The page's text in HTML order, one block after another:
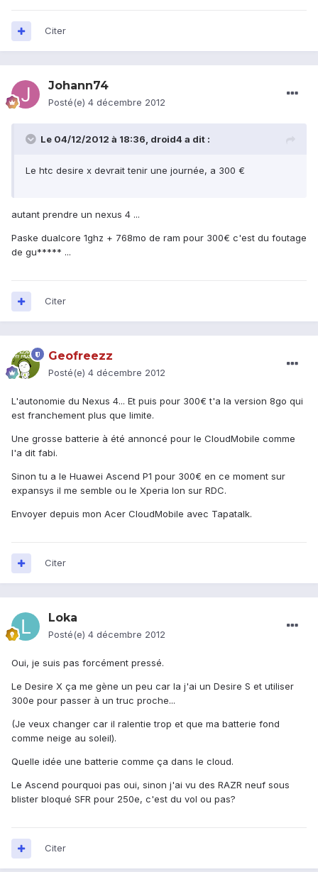
Citer
Johann74
Posté(e) 4 décembre 2012
Le 04/12/2012 à 18:36, droid4 a dit :
Le htc desire x devrait tenir une journée, a 300 €
autant prendre un nexus 4 ...
Paske dualcore 1ghz + 768mo de ram pour 300€ c'est du foutage
de gu***** ...
Citer
Geofreezz
Posté(e) 4 décembre 2012
L'autonomie du Nexus 4... Et puis pour 300€ t'a la version 8go qui
est franchement plus que limite.
Une grosse batterie à été annoncé pour le CloudMobile comme
l'a dit fabi.
Sinon tu a le Huawei Ascend P1 pour 300€ en ce moment sur
expansys il me semble ou le Xperia Ion sur RDC.
Envoyer depuis mon Acer CloudMobile avec Tapatalk.
Citer
Loka
Posté(e) 4 décembre 2012
Oui, je suis pas forcément pressé.
Le Desire X ça me gène un peu car la j'ai un Desire S et utiliser
300e pour passer à un truc proche...
(Je veux changer car il ralentie trop et que ma batterie fond
comme neige au soleil).
Quelle idée une batterie comme ça dans le cloud.
Le Ascend pourquoi pas oui, sinon j'ai vu des RAZR neuf sous
blister bloqué SFR pour 250e, c'est du vol ou pas?
Citer